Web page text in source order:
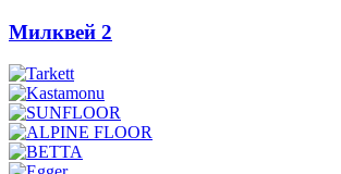
Милквей 2